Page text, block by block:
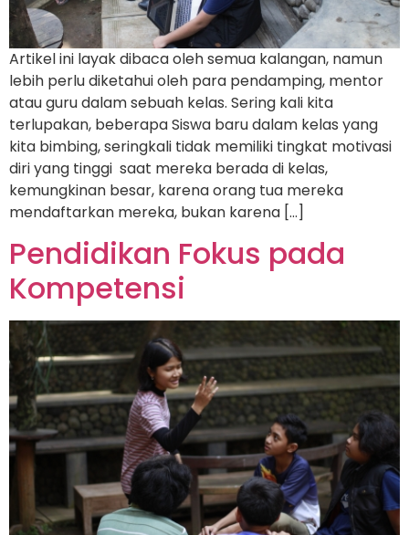
Artikel ini layak dibaca oleh semua kalangan, namun
lebih perlu diketahui oleh para pendamping, mentor
atau guru dalam sebuah kelas. Sering kali kita
terlupakan, beberapa Siswa baru dalam kelas yang
kita bimbing, seringkali tidak memiliki tingkat motivasi
diri yang tinggi saat mereka berada di kelas,
kemungkinan besar, karena orang tua mereka
mendaftarkan mereka, bukan karena […]
Pendidikan Fokus pada
Kompetensi